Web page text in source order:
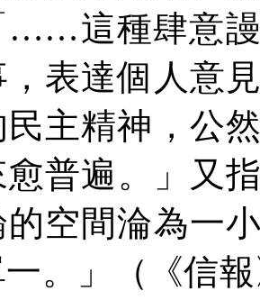
……這種肆意
，表達個人意
主精神，公
愈普遍。」又
空間淪為一
。」（《信